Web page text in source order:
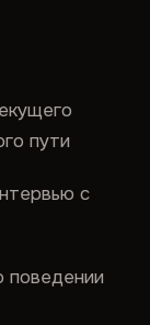
пути
с
поведении